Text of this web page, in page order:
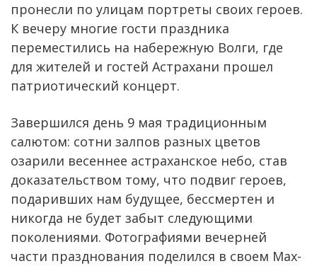
пронесли по улицам портреты своих героев.
К вечеру многие гости праздника
переместились на набережную Волги, где
для жителей и гостей Астрахани прошел
патриотический концерт.
Завершился день 9 мая традиционным
салютом: сотни залпов разных цветов
озарили весеннее астраханское небо, став
доказательством тому, что подвиг героев,
подаривших нам будущее, бессмертен и
никогда не будет забыт следующими
поколениями. Фотографиями вечерней
части празднования поделился в своем Мах-